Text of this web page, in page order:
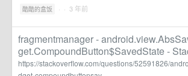
酷酷的盒饭 · · 3 年前
fragmentmanager -
get.CompoundButton$SavedState -
https://stackoverflow.com/questions/52591826/